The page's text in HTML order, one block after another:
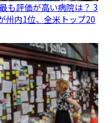
も評価が高い病院は？ 3
州内1位、全米トップ20